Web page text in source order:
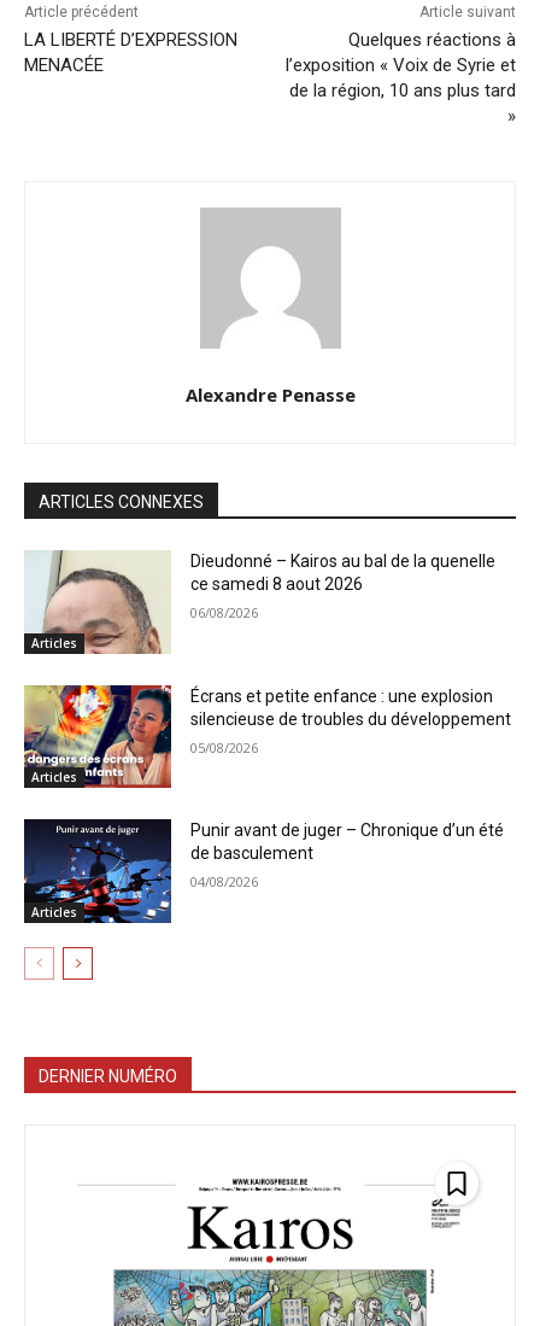
Article précédent
LA LIBERTÉ D’EXPRESSION
MENACÉE
Article suivant
Quelques réactions à
l’exposition « Voix de Syrie et
de la région, 10 ans plus tard
»
Alexandre Penasse
ARTICLES CONNEXES
Articles
Dieudonné – Kairos au bal de la quenelle
ce samedi 8 aout 2026
06/08/2026
Articles
Écrans et petite enfance : une explosion
silencieuse de troubles du développement
05/08/2026
Articles
Punir avant de juger – Chronique d’un été
de basculement
04/08/2026
DERNIER NUMÉRO